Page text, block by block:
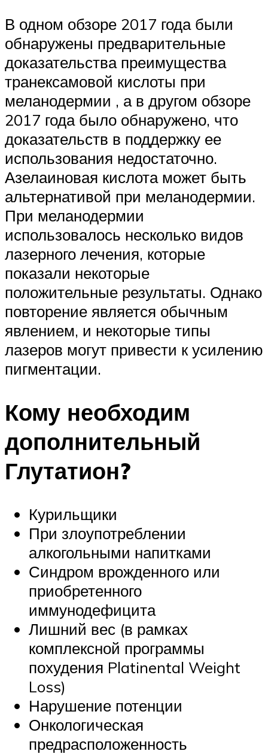
В одном обзоре 2017 года были
обнаружены предварительные
доказательства преимущества
транексамовой кислоты при
меланодермии , а в другом обзоре
2017 года было обнаружено, что
доказательств в поддержку ее
использования недостаточно.
Азелаиновая кислота может быть
альтернативой при меланодермии.
При меланодермии
использовалось несколько видов
лазерного лечения, которые
показали некоторые
положительные результаты. Однако
повторение является обычным
явлением, и некоторые типы
лазеров могут привести к усилению
пигментации.
Кому необходим
дополнительный
Глутатион?
Курильщики
При злоупотреблении
алкогольными напитками
Синдром врожденного или
приобретенного
иммунодефицита
Лишний вес (в рамках
комплексной программы
похудения Platinental Weight
Loss)
Нарушение потенции
Онкологическая
предрасположенность